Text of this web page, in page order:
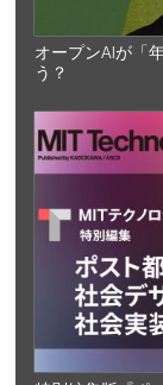
オープンAIが「
う？